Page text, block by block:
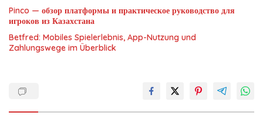
Pinco — обзор платформы и практическое руководство для
игроков из Казахстана
Betfred: Mobiles Spielerlebnis, App-Nutzung und
Zahlungswege im Überblick